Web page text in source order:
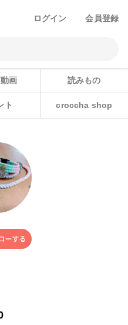
ログイン 会員登録
画 読みもの
ト croccha shop